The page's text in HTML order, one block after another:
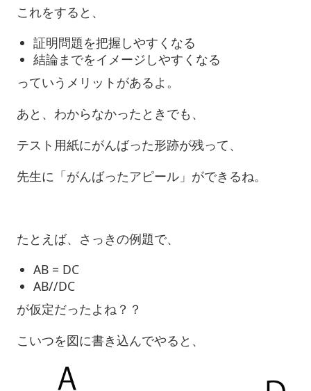
これをすると、
証明問題を把握しやすくなる
結論までをイメージしやすくなる
っていうメリットがあるよ。
あと、わからなかったときでも、
テスト用紙にがんばった形跡が残って、
先生に「がんばったアピール」ができるね。
たとえば、さっきの例題で、
AB = DC
AB//DC
が仮定だったよね？？
こいつを図に書き込んでやると、